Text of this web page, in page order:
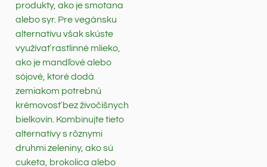
produkty, ako je smotana
alebo syr. Pre vegánsku
alternatívu však skúste
využívať rastlinné mlieko,
ako je mandľové alebo
sójové, ktoré dodá
zemiakom potrebnú
krémovosť bez živočíšnych
bielkovín. Kombinujte tieto
alternatívy s rôznymi
druhmi zeleniny, ako sú
cuketa, brokolica alebo